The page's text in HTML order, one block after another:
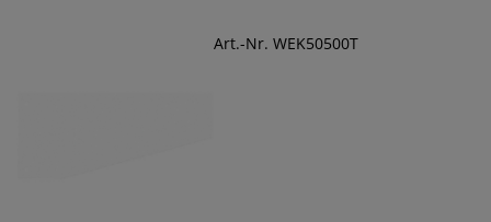
Art.-Nr. WEK50500T